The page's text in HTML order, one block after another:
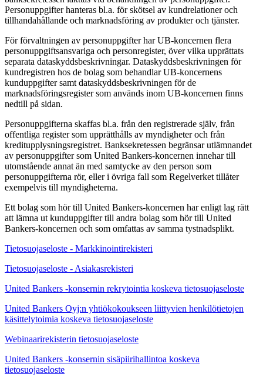
Personuppgifter hanteras bl.a. för skötsel av kundrelationer och
tillhandahållande och marknadsföring av produkter och tjänster.
För förvaltningen av personuppgifter har UB-koncernen flera
personuppgiftsansvariga och personregister, över vilka upprättats
separata dataskyddsbeskrivningar. Dataskyddsbeskrivningen för
kundregistren hos de bolag som behandlar UB-koncernens
kunduppgifter samt dataskyddsbeskrivningen för de
marknadsföringsregister som används inom UB-koncernen finns
nedtill på sidan.
Personuppgifterna skaffas bl.a. från den registrerade själv, från
offentliga register som upprätthålls av myndigheter och från
kreditupplysningsregistret. Banksekretessen begränsar utlämnandet
av personuppgifter som United Bankers-koncernen innehar till
utomstående annat än med samtycke av den person som
personuppgifterna rör, eller i övriga fall som Regelverket tillåter
exempelvis till myndigheterna.
Ett bolag som hör till United Bankers-koncernen har enligt lag rätt
att lämna ut kunduppgifter till andra bolag som hör till United
Bankers-koncernen och som omfattas av samma tystnadsplikt.
Tietosuojaseloste - Markkinointirekisteri
Tietosuojaseloste - Asiakasrekisteri
United Bankers -konsernin rekrytointia koskeva tietosuojaseloste
United Bankers Oyj:n yhtiökokoukseen liittyvien henkilötietojen
käsittelytoimia koskeva tietosuojaseloste
Webinaarirekisterin tietosuojaseloste
United Bankers -konsernin sisäpiirihallintoa koskeva
tietosuojaseloste